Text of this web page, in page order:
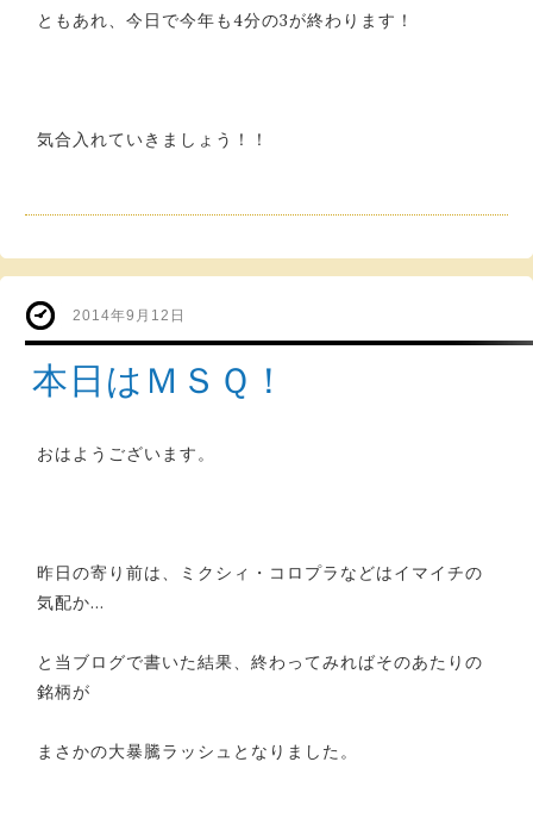
ともあれ、今日で今年も4分の3が終わります！
気合入れていきましょう！！
2014年9月12日
本日はＭＳＱ！
おはようございます。
昨日の寄り前は、ミクシィ・コロプラなどはイマイチの
気配か…
と当ブログで書いた結果、終わってみればそのあたりの
銘柄が
まさかの大暴騰ラッシュとなりました。